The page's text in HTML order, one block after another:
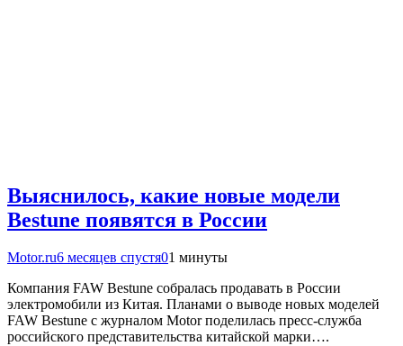
Выяснилось, какие новые модели
Bestune появятся в России
Motor.ru6 месяцев спустя01 минуты
Компания FAW Bestune собралась продавать в России
электромобили из Китая. Планами о выводе новых моделей
FAW Bestune с журналом Motor поделилась пресс-служба
российского представительства китайской марки….